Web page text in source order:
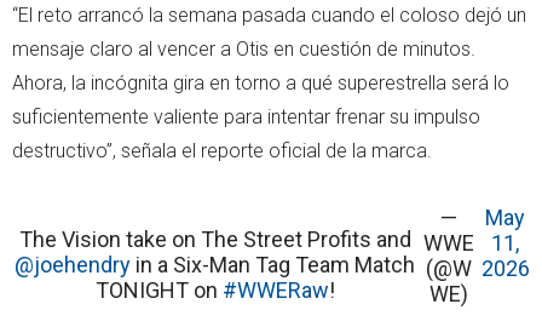
“El reto arrancó la semana pasada cuando el coloso dejó un
mensaje claro al vencer a Otis en cuestión de minutos.
Ahora, la incógnita gira en torno a qué superestrella será lo
suficientemente valiente para intentar frenar su impulso
destructivo”, señala el reporte oficial de la marca.
The Vision take on The Street Profits and
@joehendry in a Six-Man Tag Team Match
TONIGHT on #WWERaw!
—
WWE
(@W
WE)
May
11,
2026